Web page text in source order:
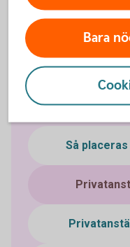
Logga in i Mina
Vilket
Så
Bara